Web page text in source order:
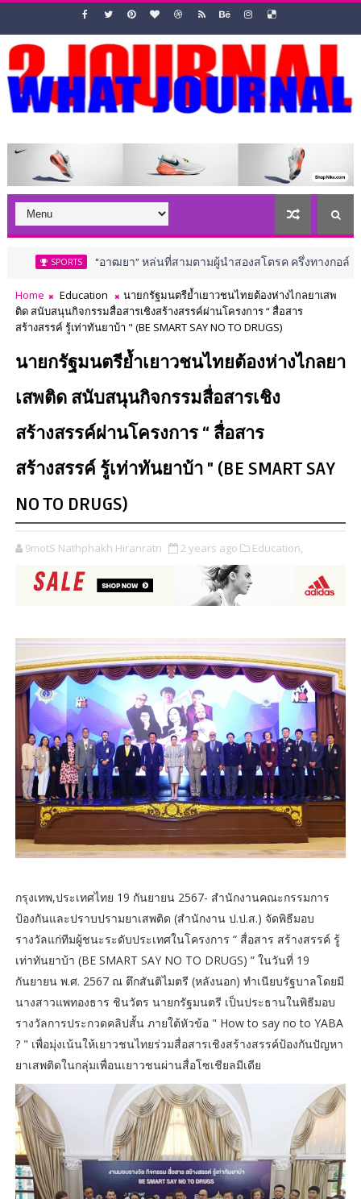
“อาฒยา” หล่นที่สามตามผู้นำสองสโตรค ครึ่งทางกอล์ฟ เอไอจี วีเมน
Home Education
นายกรัฐมนตรีย้ำเยาวชนไทยต้องห่างไกลยาเสพ
ติด สนับสนุนกิจกรรมสื่อสารเชิงสร้างสรรค์ผ่านโครงการ “ สื่อสาร
สร้างสรรค์ รู้เท่าทันยาบ้า " (BE SMART SAY NO TO DRUGS)
นายกรัฐมนตรีย้ำเยาวชนไทยต้องห่างไกลยา
เสพติด สนับสนุนกิจกรรมสื่อสารเชิง
สร้างสรรค์ผ่านโครงการ “ สื่อสาร
สร้างสรรค์ รู้เท่าทันยาบ้า " (BE SMART SAY
NO TO DRUGS)
9motS Nathphakh Hiranratn 2 years ago Education,
กรุงเทพ,ประเทศไทย 19 กันยายน 2567- สำนักงานคณะกรรมการ
ป้องกันและปราบปรามยาเสพติด (สำนักงาน ป.ป.ส.) จัดพิธีมอบ
รางวัลแก่ทีมผู้ชนะระดับประเทศในโครงการ “ สื่อสาร สร้างสรรค์ รู้
เท่าทันยาบ้า (BE SMART SAY NO TO DRUGS) ” ในวันที่ 19
กันยายน พ.ศ. 2567 ณ ตึกสันติไมตรี (หลังนอก) ทำเนียบรัฐบาลโดยมี
นางสาวแพทองธาร ชินวัตร นายกรัฐมนตรี เป็นประธานในพิธีมอบ
รางวัลการประกวดคลิปสั้น ภายใต้หัวข้อ " How to say no to YABA
? " เพื่อมุ่งเน้นให้เยาวชนไทยร่วมสื่อสารเชิงสร้างสรรค์ป้องกันปัญหา
ยาเสพติดในกลุ่มเพื่อนเยาวชนผ่านสื่อโซเชียลมีเดีย